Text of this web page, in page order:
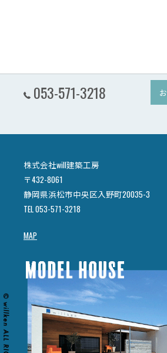
053-571-3218
株式会社will建築工房
〒432-8061
静岡県浜松市中央区入野町20035-3
TEL 053-571-3218
MAP